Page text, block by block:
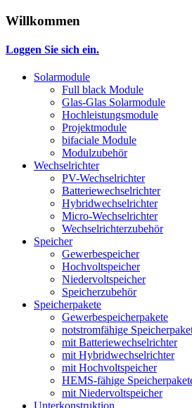
Willkommen
Loggen Sie sich ein.
Solarmodule
Full black Module
Glas-Glas Solarmodule
Hochleistungsmodule
Projektmodule
bifaciale Module
Modulzubehör
Wechselrichter
PV-Wechselrichter
Batteriewechselrichter
Hybridwechselrichter
Micro-Wechselrichter
Wechselrichterzubehör
Speicher
Gewerbespeicher
Hochvoltspeicher
Niedervoltspeicher
Speicherzubehör
Speicherpakete
Gewerbespeicherpakete
notstromfähige
mit Batteriewechselrichter
mit Hybridwechselrichter
mit Hochvoltspeicher
HEMS-fähige
mit Niedervoltspeicher